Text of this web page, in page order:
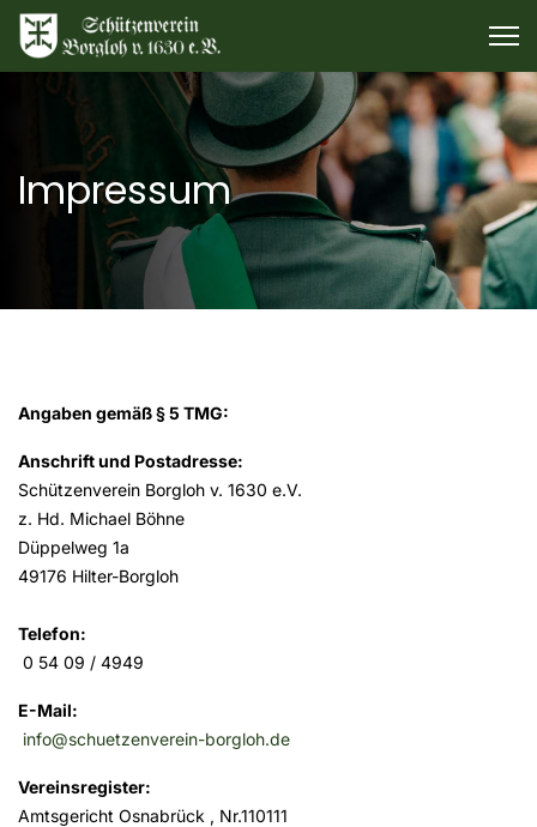
Impressum
Angaben gemäß § 5 TMG:
Anschrift und Postadresse:
Schützenverein Borgloh v. 1630 e.V.
z. Hd. Michael Böhne
Düppelweg 1a
49176 Hilter-Borgloh
Telefon:
0 54 09 / 4949
E-Mail:
info@schuetzenverein-borgloh.de
Vereinsregister:
Amtsgericht Osnabrück , Nr.110111